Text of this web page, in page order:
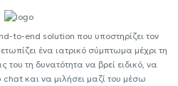
to-end solution που υποστηρίζει τον
ένα ιατρικό σύμπτωμα μέχρι τη
του τη δυνατότητα να βρεί ειδικό, να
και να μιλήσει μαζί του μέσω